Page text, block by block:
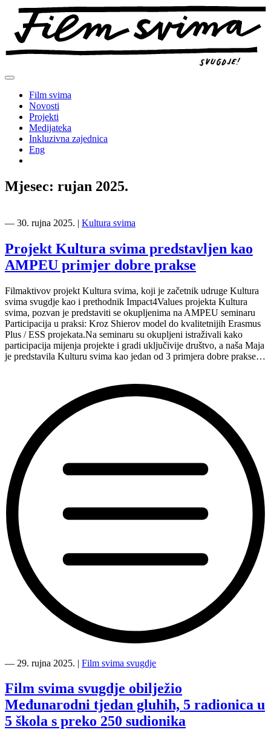
Preskoči
sadržaj
Film svima
Novosti
Projekti
Medijateka
Inkluzivna zajednica
Eng
Mjesec: rujan 2025.
― 30. rujna 2025. | Kultura svima
Projekt Kultura svima predstavljen kao
AMPEU primjer dobre prakse
Filmaktivov projekt Kultura svima, koji je začetnik udruge Kultura
svima svugdje kao i prethodnik Impact4Values projekta Kultura
svima, pozvan je predstaviti se okupljenima na AMPEU seminaru
Participacija u praksi: Kroz Shierov model do kvalitetnijih Erasmus
Plus / ESS projekata.Na seminaru su okupljeni istraživali kako
participacija mijenja projekte i gradi uključivije društvo, a naša Maja
je predstavila Kulturu svima kao jedan od 3 primjera dobre prakse…
Kultura
predstavljen
kao
AMPEU
primjer
dobre
― 29. rujna 2025. | Film svima svugdje
Film svima svugdje obilježio
Međunarodni tjedan gluhih, 5 radionica u
5 škola s preko 250 sudionika